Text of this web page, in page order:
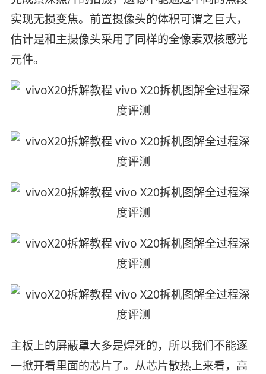
实现无损变焦。前置摄像头的体积可谓之巨大，
估计是和主摄像头采用了同样的全像素双核感光
元件。
主板上的屏蔽罩大多是焊死的，所以我们不能逐
一掀开看里面的芯片了。从芯片散热上来看，高